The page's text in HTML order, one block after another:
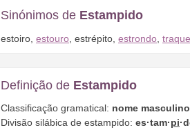
Sinónimos de Estampido
estoiro estouro estrépito estrondo traque
Definição de Estampido
Classificação gramatical: nome masculino
Divisão silábica de estampido: es·tam·pi